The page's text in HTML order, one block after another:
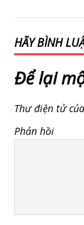
HÃY BÌNH
Để lại
Thư điện tử
Phản hồi